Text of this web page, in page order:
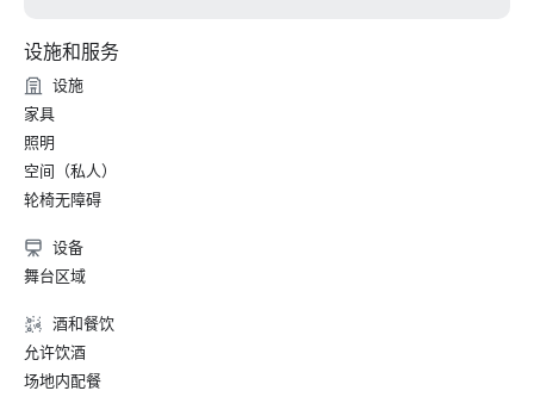
设施和服务
设施
家具
照明
空间（私人）
轮椅无障碍
设备
舞台区域
酒和餐饮
允许饮酒
场地内配餐